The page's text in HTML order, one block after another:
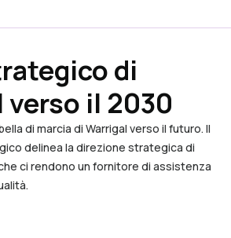
di
verso il 2030
di marcia di Warrigal verso il futuro. Il
delinea la direzione strategica di
ci rendono un fornitore di assistenza